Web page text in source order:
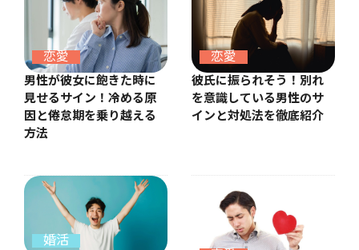
恋愛
男性が彼女に飽きた時に
見せるサイン！冷める原
因と倦怠期を乗り越える
方法
恋愛
彼氏に振られそう！別れ
を意識している男性のサ
インと対処法を徹底紹介
婚活